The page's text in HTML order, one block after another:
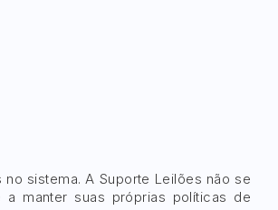
sistema. A Suporte Leilões não se
a manter suas próprias políticas de